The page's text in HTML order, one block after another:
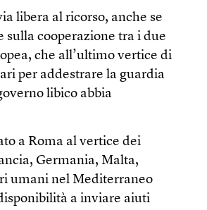
libera al ricorso, anche se
sulla cooperazione tra i due
che all’ultimo vertice di
per addestrare la guardia
libico abbia
a Roma al vertice dei
Germania, Malta,
umani nel Mediterraneo
a inviare aiuti